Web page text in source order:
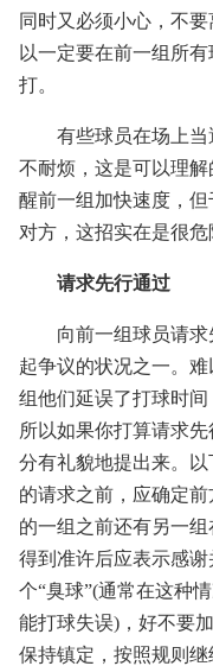
同时又必须小心，不
以一定要在前一组所
打。
有些球员在场上
不耐烦，这是可以理
醒前一组加快速度，
对方，这招实在是很危
请求先行通过
向前一组球员请求
起争议的状况之一。
组他们延误了打球时间
所以如果你打算请求
分有礼貌地提出来。
的请求之前，应确定
的一组之前还有另一
得到准许后应表示感
个“臭球”(通常在这种
能打球失误)，好不要
保持镇定，按照规则继